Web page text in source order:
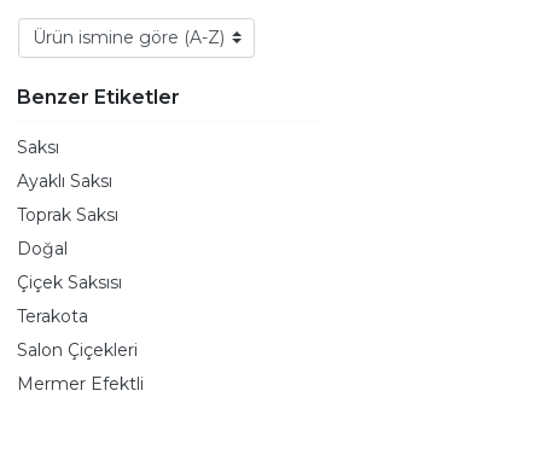
Benzer Etiketler
Saksı
Ayaklı Saksı
Toprak Saksı
Doğal
Çiçek Saksısı
Terakota
Salon Çiçekleri
Mermer Efektli